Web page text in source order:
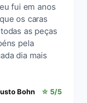
fui em anos
os caras
as peças
pela
dia mais
Bohn ☆ 5/5